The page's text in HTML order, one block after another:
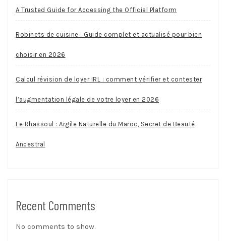
A Trusted Guide for Accessing the Official Platform
Robinets de cuisine : Guide complet et actualisé pour bien
choisir en 2026
Calcul révision de loyer IRL : comment vérifier et contester
l’augmentation légale de votre loyer en 2026
Le Rhassoul : Argile Naturelle du Maroc, Secret de Beauté
Ancestral
Recent Comments
No comments to show.